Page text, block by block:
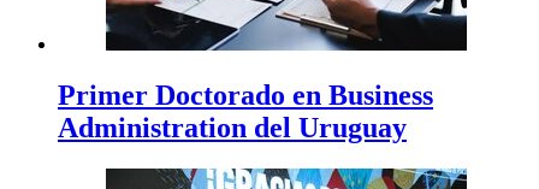
Primer Doctorado en Business
Administration del Uruguay